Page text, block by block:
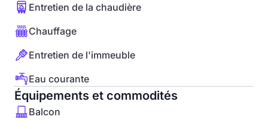
Entretien de la chaudière
Chauffage
Entretien de l'immeuble
Eau courante
Équipements et commodités
Balcon